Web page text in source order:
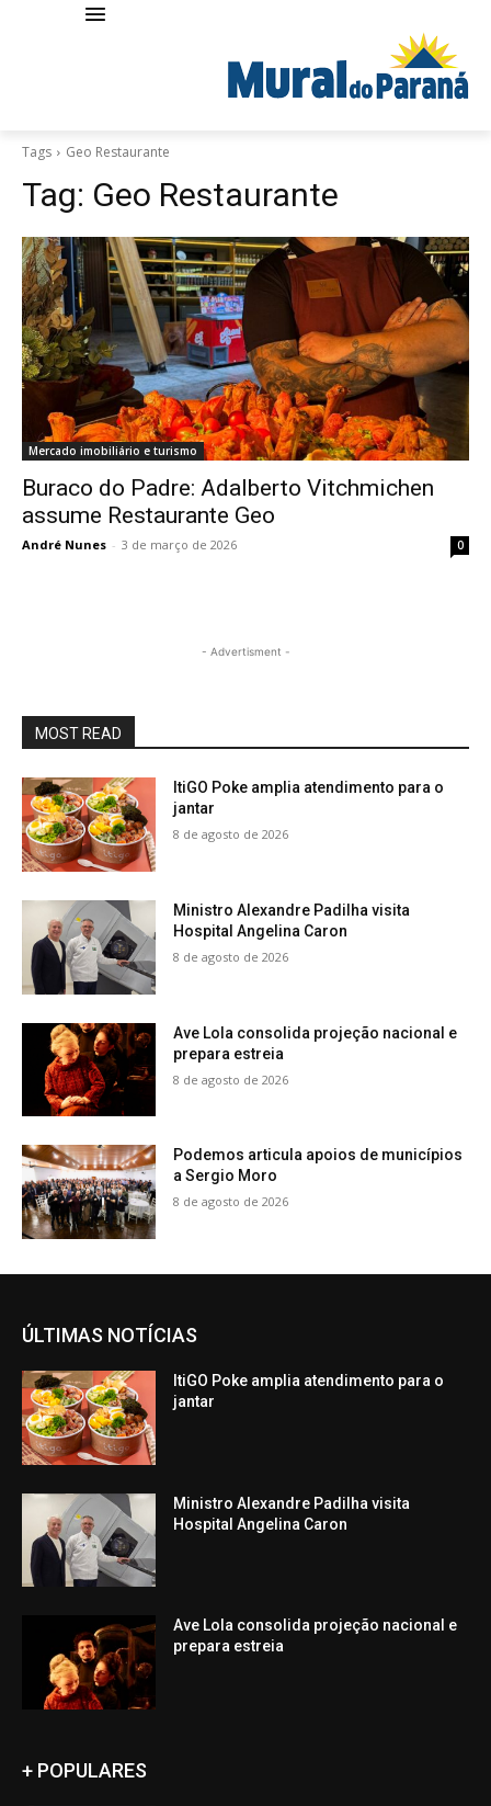
Tags Geo Restaurante
Tag: Geo Restaurante
Mercado imobiliário e turismo
Buraco do Padre: Adalberto Vitchmichen
assume Restaurante Geo
André Nunes - 3 de março de 2026 0
- Advertisment -
MOST READ
ItiGO Poke amplia atendimento para o
jantar
8 de agosto de 2026
Ministro Alexandre Padilha visita
Hospital Angelina Caron
8 de agosto de 2026
Ave Lola consolida projeção nacional e
prepara estreia
8 de agosto de 2026
Podemos articula apoios de municípios
a Sergio Moro
8 de agosto de 2026
ÚLTIMAS NOTÍCIAS
ItiGO Poke amplia atendimento para o
jantar
Ministro Alexandre Padilha visita
Hospital Angelina Caron
Ave Lola consolida projeção nacional e
prepara estreia
+ POPULARES